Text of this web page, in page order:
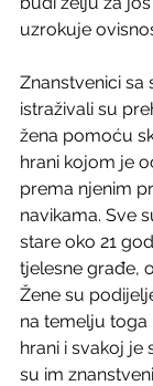
uzrokuje
Znanstvenici sa
istraživali su
žena pomoću
hrani kojom je
prema njenim
navikama. Sve
stare oko 21
tjelesne građe,
Žene su
na temelju toga
hrani i svakoj je
su im